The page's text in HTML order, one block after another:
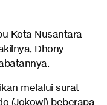
Kota Nusantara
Dhony
melalui surat